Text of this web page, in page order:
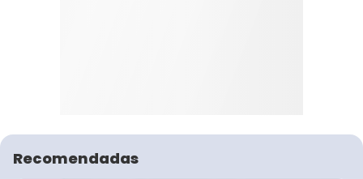
Recomendadas